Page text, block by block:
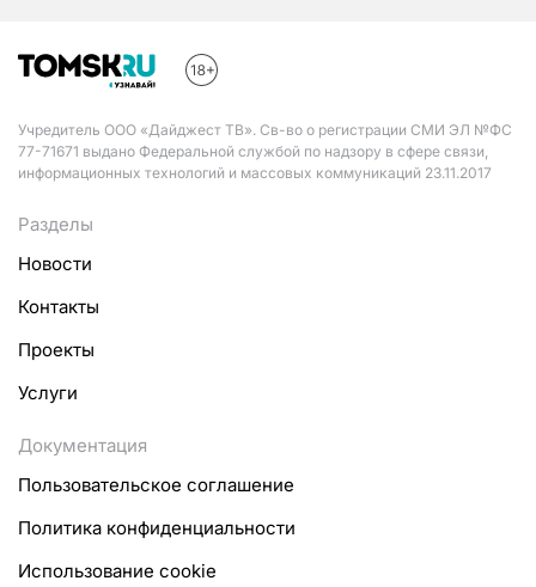
Учредитель ООО «Дайджест ТВ». Св-во о регистрации СМИ ЭЛ №ФС
77-71671 выдано Федеральной службой по надзору в сфере связи,
информационных технологий и массовых коммуникаций 23.11.2017
Разделы
Новости
Контакты
Проекты
Услуги
Документация
Пользовательское соглашение
Политика конфиденциальности
Использование cookie